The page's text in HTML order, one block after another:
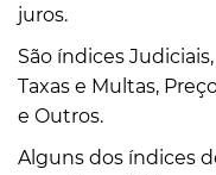
juros.
São índices
Taxas e Multas,
e Outros.
Alguns dos índices